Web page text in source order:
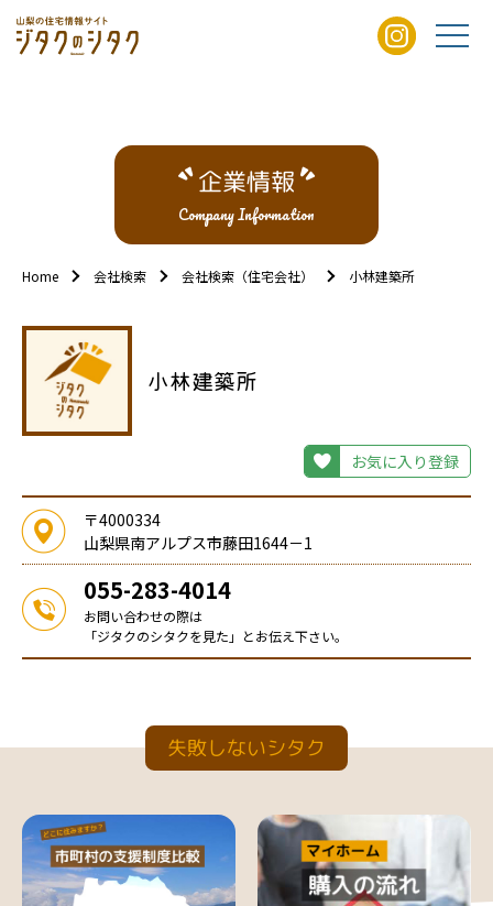
企業情報
Company Information
Home 会社検索 会社検索（住宅会社） 小林建築所
小林建築所
お気に入り登録
〒4000334
山梨県南アルプス市藤田1644－1
055-283-4014
お問い合わせの際は
「ジタクのシタクを見た」とお伝え下さい。
失敗しないシタク